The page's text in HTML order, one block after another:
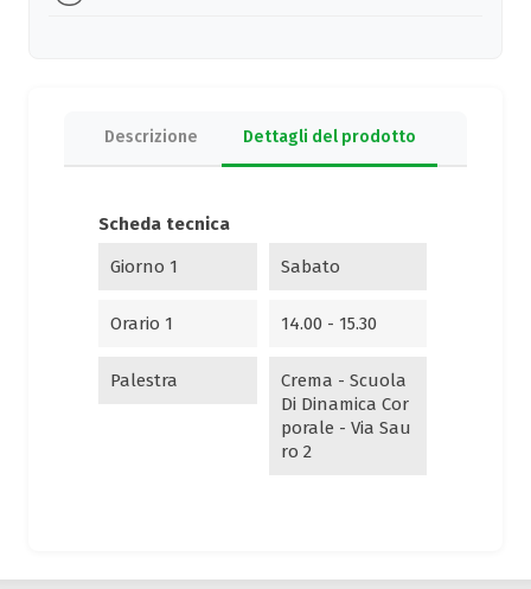
Descrizione Dettagli del prodotto
Scheda tecnica
Giorno 1
Sabato
Orario 1 14.00 - 15.30
Palestra
Crema - Scuola
Di Dinamica Cor
Porale - Via Sau
Ro 2